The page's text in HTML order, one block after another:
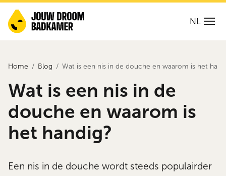
NL
Home Blog Wat is een nis in de douche en waarom is het
Wat is een nis in de
douche en waarom is
het handig?
Een nis in de douche wordt steeds populairder